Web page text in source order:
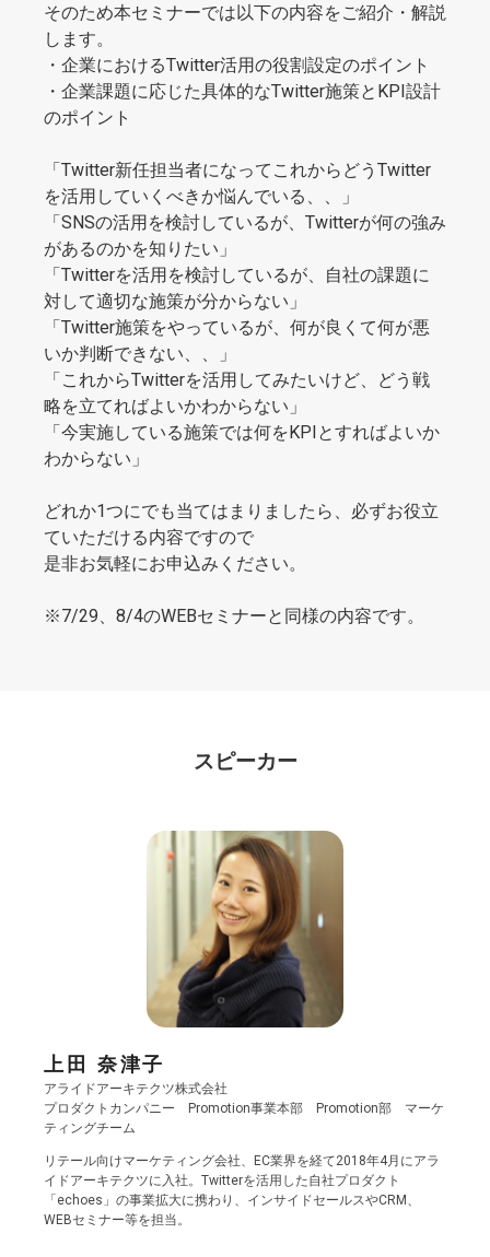
そのため本セミナーでは以下の内容をご紹介・解説
します。
・企業におけるTwitter活用の役割設定のポイント
・企業課題に応じた具体的なTwitter施策とKPI設計
のポイント
「Twitter新任担当者になってこれからどうTwitter
を活用していくべきか悩んでいる、、」
「SNSの活用を検討しているが、Twitterが何の強み
があるのかを知りたい」
「Twitterを活用を検討しているが、自社の課題に
対して適切な施策が分からない」
「Twitter施策をやっているが、何が良くて何が悪
いか判断できない、、」
「これからTwitterを活用してみたいけど、どう戦
略を立てればよいかわからない」
「今実施している施策では何をKPIとすればよいか
わからない」
どれか1つにでも当てはまりましたら、必ずお役立
ていただける内容ですので
是非お気軽にお申込みください。
※7/29、8/4のWEBセミナーと同様の内容です。
スピーカー
上田 奈津子
アライドアーキテクツ株式会社
プロダクトカンパニー Promotion事業本部 Promotion部 マーケ
ティングチーム
リテール向けマーケティング会社、EC業界を経て2018年4月にアラ
イドアーキテクツに入社。Twitterを活用した自社プロダクト
「echoes」の事業拡大に携わり、インサイドセールスやCRM、
WEBセミナー等を担当。